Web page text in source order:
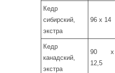
Кедр
сибирский,
экстра
96 х 14
Кедр
канадский,
экстра
90 х
12,5